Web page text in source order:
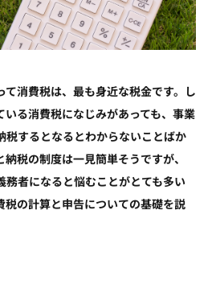
て消費税は、最も身近な税金です。し
る消費税になじみがあっても、事業
税するとなるとわからないことばか
税の制度は一見簡単そうですが、
務者になると悩むことがとても多い
税の計算と申告についての基礎を説